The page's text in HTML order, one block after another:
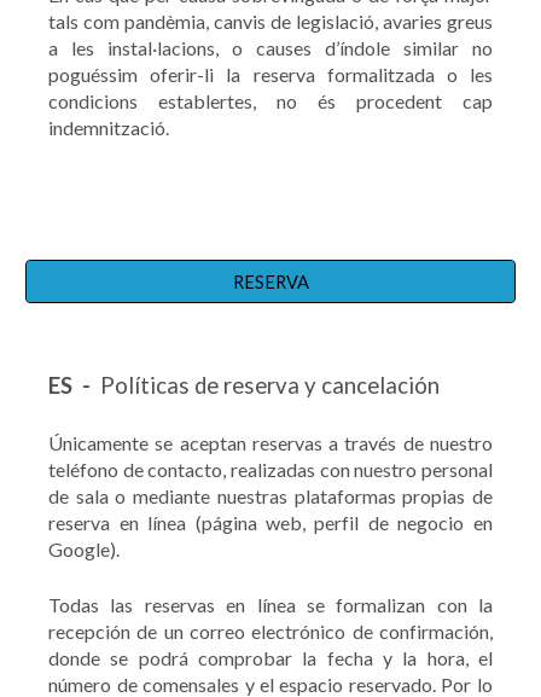
tals com pandèmia, canvis de legislació, avaries greus
a les instal·lacions, o causes d’índole similar no
poguéssim oferir-li la reserva formalitzada o les
condicions establertes, no és procedent cap
indemnització.
RESERVA
ES - Políticas de reserva y cancelación
Únicamente se aceptan reservas a través de nuestro
teléfono de contacto, realizadas con nuestro personal
de sala o mediante nuestras plataformas propias de
reserva en línea (página web, perfil de negocio en
Google).
Todas las reservas en línea se formalizan con la
recepción de un correo electrónico de confirmación,
donde se podrá comprobar la fecha y la hora, el
número de comensales y el espacio reservado. Por lo